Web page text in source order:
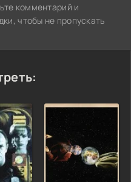
комментарий и
чтобы не пропускать